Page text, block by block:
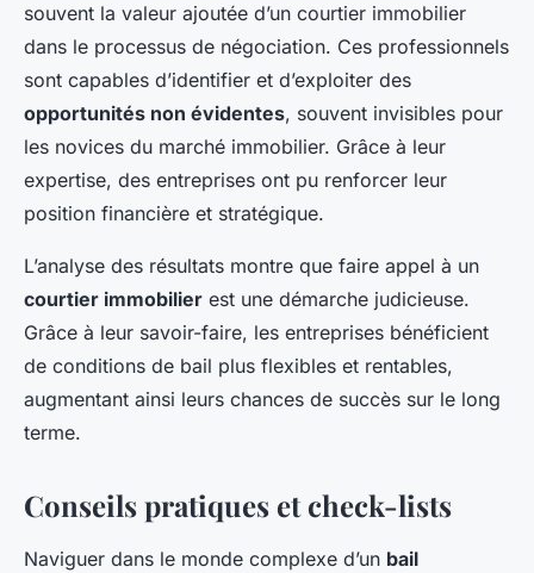
souvent la valeur ajoutée d’un courtier immobilier
dans le processus de négociation. Ces professionnels
sont capables d’identifier et d’exploiter des
opportunités non évidentes, souvent invisibles pour
les novices du marché immobilier. Grâce à leur
expertise, des entreprises ont pu renforcer leur
position financière et stratégique.
L’analyse des résultats montre que faire appel à un
courtier immobilier est une démarche judicieuse.
Grâce à leur savoir-faire, les entreprises bénéficient
de conditions de bail plus flexibles et rentables,
augmentant ainsi leurs chances de succès sur le long
terme.
Conseils pratiques et check-lists
Naviguer dans le monde complexe d’un bail